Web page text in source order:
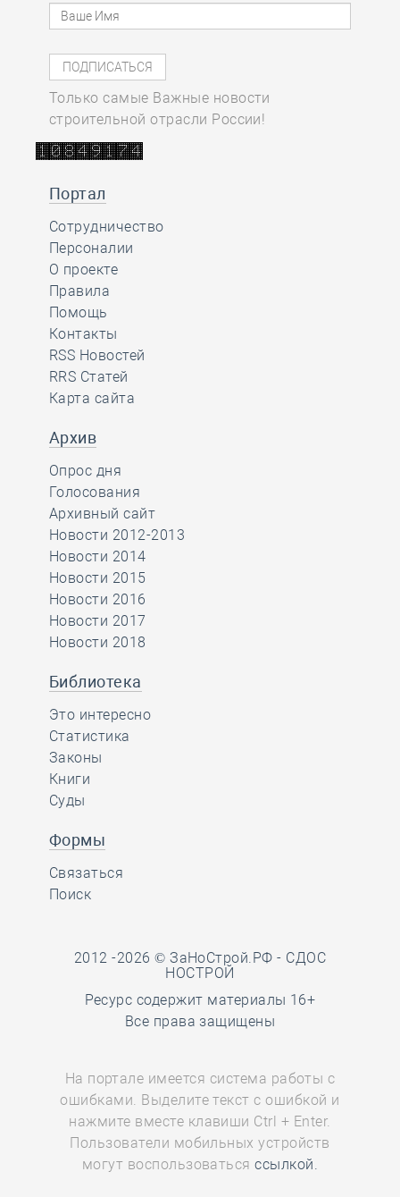
Только самые Важные новости
строительной отрасли России!
Портал
Сотрудничество
Персоналии
О проекте
Правила
Помощь
Контакты
RSS Новостей
RRS Статей
Карта сайта
Архив
Опрос дня
Голосования
Архивный сайт
Новости 2012-2013
Новости 2014
Новости 2015
Новости 2016
Новости 2017
Новости 2018
Библиотека
Это интересно
Статистика
Законы
Книги
Суды
Формы
Связаться
Поиск
2012 -2026 © ЗаНоСтрой.РФ - СДОС
НОСТРОЙ
Ресурс содержит материалы 16+
Все права защищены
На портале имеется система работы с
ошибками. Выделите текст с ошибкой и
нажмите вместе клавиши Ctrl + Enter.
Пользователи мобильных устройств
могут воспользоватьсяссылкой.